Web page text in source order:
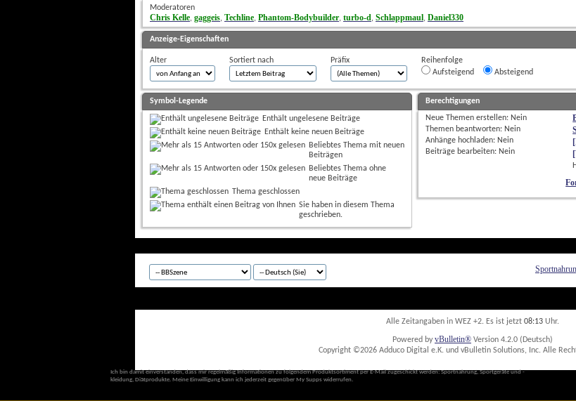
Moderatoren
Chris Kelle, gaggeis, Techline, Phantom-Bodybuilder, turbo-d, Schlappmaul, Daniel330
Anzeige-Eigenschaften
Alter Sortiert nach Präfix
Reihenfolge
Aufsteigend
Absteigend
Symbol-Legende
Enthält ungelesene Beiträge
Enthält keine neuen Beiträge
Beliebtes Thema mit neuen
Beiträgen
Beliebtes Thema ohne
neue Beiträge
Thema geschlossen
Sie haben in diesem Thema
geschrieben.
Berechtigungen
Neue Themen erstellen: Nein
Themen beantworten: Nein
Anhänge hochladen: Nein
Beiträge bearbeiten: Nein
Alle Zeitangaben in WEZ +2. Es ist jetzt 08:13 Uhr.
Powered byvBulletin® Version 4.2.0 (Deutsch)
Copyright ©2026 Adduco Digital e.K. und vBulletin Solutions, Inc. Alle
Ich bin damit einverstanden, dass mir regelmäßig Informationen zu folgendem Produktsortiment per E-Mail zugeschickt werden: Sportnahrung, Sportgeräte und -
kleidung, Diätprodukte. Meine Einwilligung kann ich jederzeit gegenüber My Supps widerrufen.